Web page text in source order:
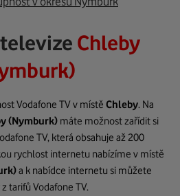
Chleby
Vodafone TV v místě Chleby. Na
(Nymburk) máte možnost zařídit si
TV, která obsahuje až 200
rychlost internetu nabízíme v místě
a k nabídce internetu si můžete
tarifů Vodafone TV.